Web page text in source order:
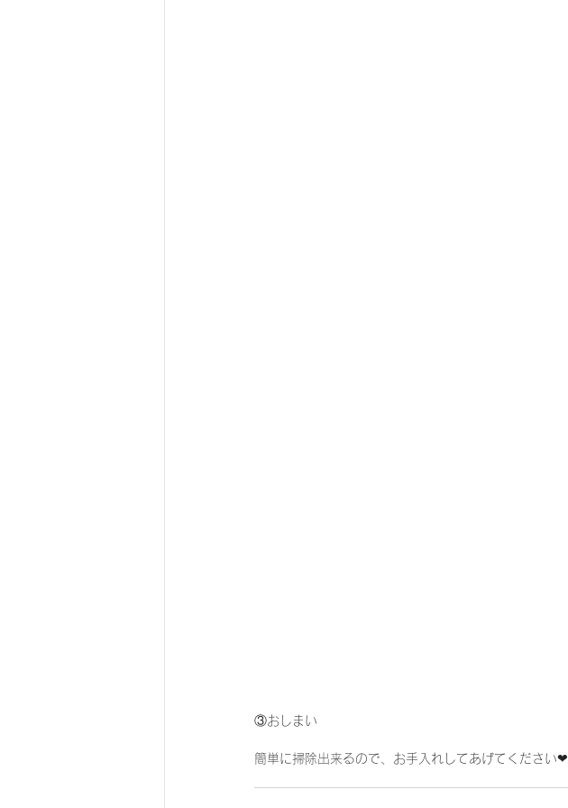
③おしまい
簡単に掃除出来るので、お手入れしてあげてください❤︎